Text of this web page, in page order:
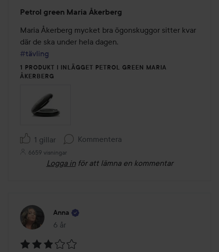
5
av
5
Petrol green Maria Åkerberg
Maria Åkerberg mycket bra ögonskuggor sitter kvar
#tävling
1 PRODUKT I INLÄGGET PETROL GREEN MARIA
ÅKERBERG
1 gillar Kommentera
6659 visningar
Logga in för att lämna en kommentar
Anna
6 år
Inlägget skapades 6 år